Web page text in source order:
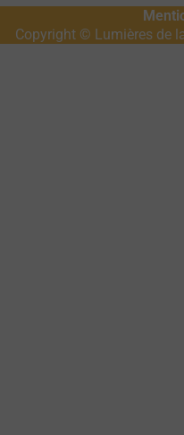
Copyright © Lumières de